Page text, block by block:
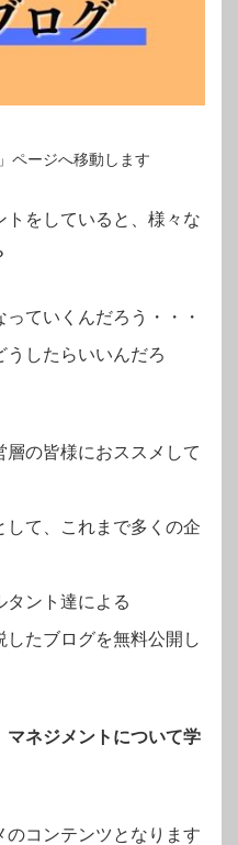
ページへ移動します
をしていると、様々な
ていくんだろう・・・
うしたらいいんだろ
の皆様におススメして
して、これまで多くの企
タント達による
たブログを無料公開し
マネジメントについて学
のコンテンツとなります